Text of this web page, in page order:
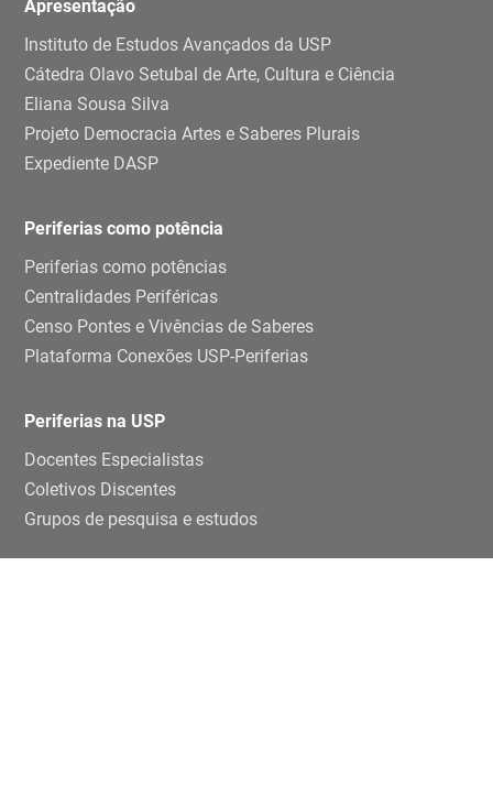
Apresentação
Instituto de Estudos Avançados da USP
Cátedra Olavo Setubal de Arte, Cultura e Ciência
Eliana Sousa Silva
Projeto Democracia Artes e Saberes Plurais
Expediente DASP
Periferias como potência
Periferias como potências
Centralidades Periféricas
Censo Pontes e Vivências de Saberes
Plataforma Conexões USP-Periferias
Periferias na USP
Docentes Especialistas
Coletivos Discentes
Grupos de pesquisa e estudos